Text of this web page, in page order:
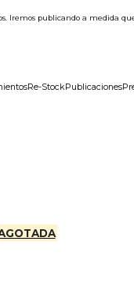
Re-StockPublicaciones
Iremos publicando a medida